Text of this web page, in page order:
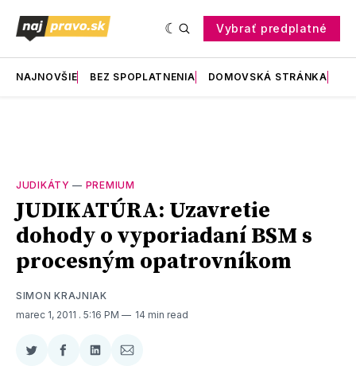
Vybrať predplatné
NAJNOVŠIE BEZ SPOPLATNENIA DOMOVSKÁ STRÁNKA
JUDIKÁTY — PREMIUM
JUDIKATÚRA: Uzavretie
dohody o vyporiadaní BSM s
procesným opatrovníkom
SIMON KRAJNIAK
marec 1, 2011 . 5:16 PM 14 min read
ZdieľaťZdieľaťZdieľaťZdieľať